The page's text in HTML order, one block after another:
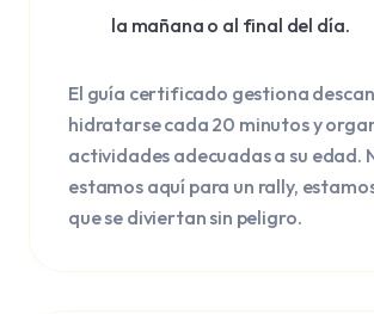
la mañana o al final del día.
El guía certificado gestiona
hidratarse cada 20 minutos y
actividades adecuadas a su edad.
estamos aquí para un rally,
que se diviertan sin peligro.